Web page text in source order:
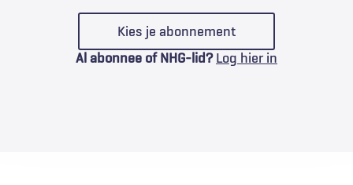
Kies je abonnement
Al abonnee of NHG-lid? Log hier in